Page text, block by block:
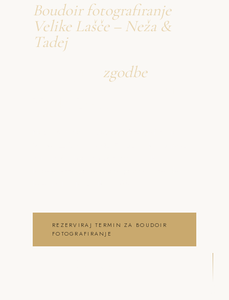
Boudoir fotografiranje
Velike Lašče – Neža &
Tadej
zgodbe
o boudoir fotografiranje
REZERVIRAJ TERMIN ZA BOUDOIR
FOTOGRAFIRANJE